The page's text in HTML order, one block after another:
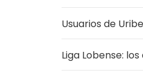
Usuarios de
Liga Lobense: